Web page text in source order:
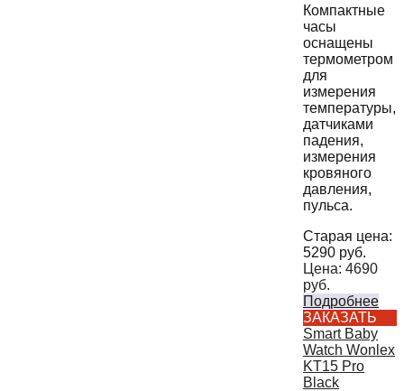
Компактные
часы
оснащены
термометром
для
измерения
температуры,
датчиками
падения,
измерения
кровяного
давления,
пульса.
Старая цена:
5290 руб.
Цена: 4690
руб.
Подробнее
ЗАКАЗАТЬ
Smart Baby
Watch Wonlex
KT15 Pro
Black